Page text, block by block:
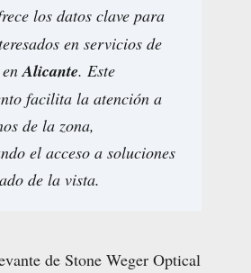
los datos clave para
en servicios de
enAlicante. Este
facilita la atención a
de la zona,
el acceso a soluciones
de la vista.
de Stone Weger Optical